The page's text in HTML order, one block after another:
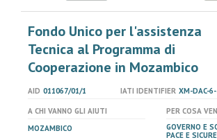
Fondo Unico per l'assistenza
Tecnica al Programma di
Cooperazione in Mozambico
AID 011067/01/1 IATI IDENTIFIER XM-DAC-
A CHI VANNO GLI AIUTI
MOZAMBICO
PER COSA
GOVERNO E
PACE E